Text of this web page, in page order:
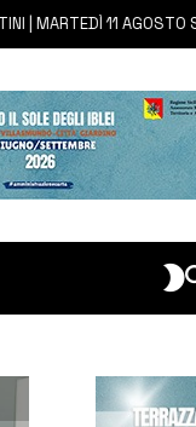
11 AGOSTO